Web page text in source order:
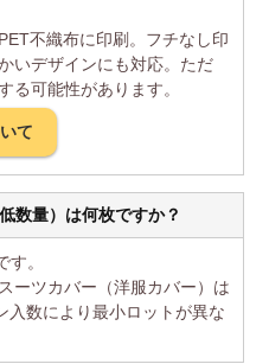
PET不織布に印刷。フチなし印
いデザインにも対応。ただ
る可能性があります。
て
数量）は何枚ですか？
す。
ーツカバー（洋服カバー）は
入数により最小ロットが異な